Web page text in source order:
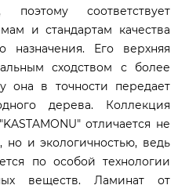
поэтому соответствует
и стандартам качества
назначения. Его верхняя
сходством с более
она в точности передает
дерева. Коллекция
отличается не
и экологичностью, ведь
по особой технологии
веществ. Ламинат от